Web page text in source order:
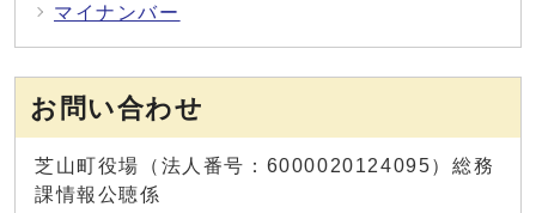
マイナンバー
お問い合わせ
芝山町役場（法人番号：6000020124095）総務
課情報公聴係